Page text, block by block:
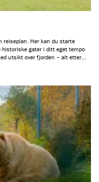
reiseplan. Her kan du starte
gater i ditt eget tempo
utsikt over fjorden – alt etter